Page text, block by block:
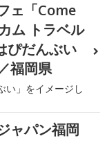
ェ「Come
ム トラベル
ぴだんぶい
福岡県
い」をイメージし
ャパン福岡